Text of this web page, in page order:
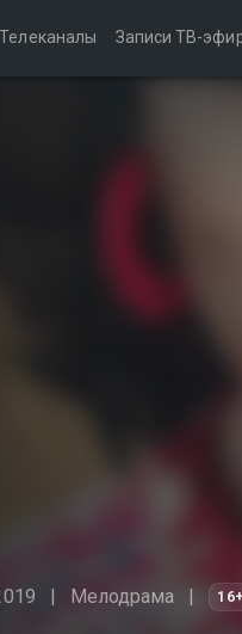
Телеканалы Записи ТВ-
Мелодрама 16+